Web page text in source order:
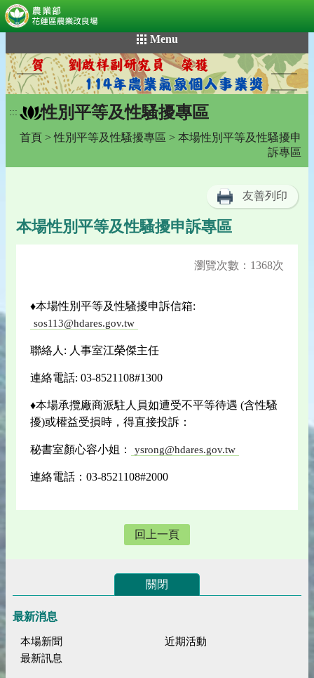
到
主
要
內
容
Menu
::: 性別平等及性騷擾專區
首頁 >性別平等及性騷擾專區 > 本場性別平等及性騷擾申
訴專區
友善列印
本場性別平等及性騷擾申訴專區
瀏覽次數：1368次
♦本場性別平等及性騷擾申訴信箱:
sos113@hdares.gov.tw
聯絡人: 人事室江榮傑主任
連絡電話: 03-8521108#1300
♦本場承攬廠商派駐人員如遭受不平等待遇 (含性騷
擾)或權益受損時，得直接投訴：
秘書室顏心容小姐： ysrong@hdares.gov.tw
連絡電話：03-8521108#2000
回上一頁
關閉
最新消息
本場新聞
近期活動
最新訊息